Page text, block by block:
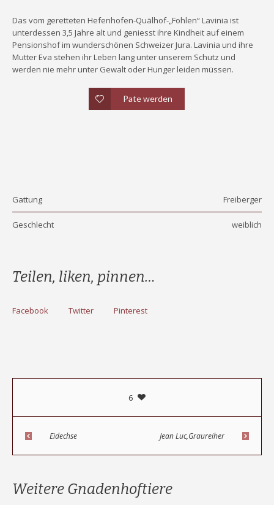
Das vom geretteten Hefenhofen-Quälhof-„Fohlen“ Lavinia ist
unterdessen 3,5 Jahre alt und geniesst ihre Kindheit auf einem
Pensionshof im wunderschönen Schweizer Jura. Lavinia und ihre
Mutter Eva stehen ihr Leben lang unter unserem Schutz und
werden nie mehr unter Gewalt oder Hunger leiden müssen.
Pate werden
Gattung Freiberger
Geschlecht weiblich
Teilen, liken, pinnen…
Facebook Twitter Pinterest
6
Eidechse Jean Luc,Graureiher
Weitere Gnadenhoftiere